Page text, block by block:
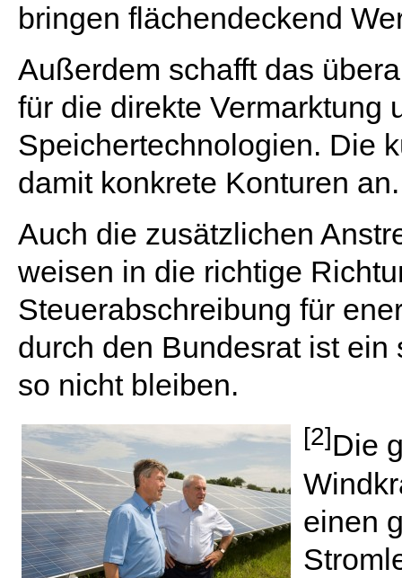
bringen flächendeckend
Außerdem schafft das
für die direkte Vermarktung
Speichertechnologien. Die
damit konkrete Konturen an.
Auch die zusätzlichen
weisen in die richtige
Steuerabschreibung für
durch den Bundesrat ist
so nicht bleiben.
[2]Die
einen